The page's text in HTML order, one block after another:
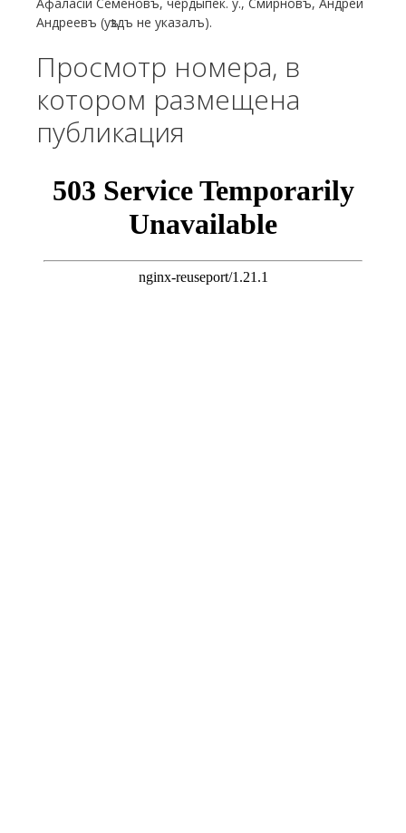
Андреевъ (уѣздъ не указалъ).
Просмотр номера, в
котором размещена
публикация